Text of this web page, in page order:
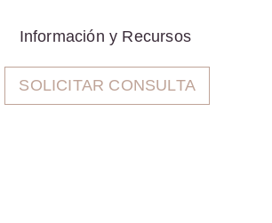
Información y Recursos
SOLICITAR CONSULTA